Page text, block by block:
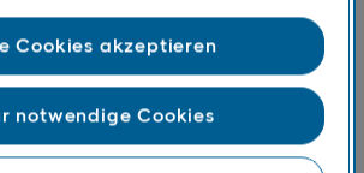
in Hongkong,
und Singapur ermöglichen
von asiatischen
Einzelhändlern sowie die
aus dem asiatisch-
notwendige Cookies
Cookies akzeptieren